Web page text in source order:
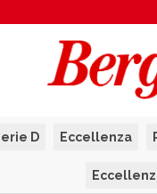
D Eccellenza